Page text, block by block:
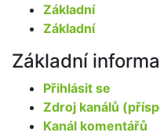
Základní
Základní
Základní
Přihlásit se
Zdroj kanálů
Kanál komentářů